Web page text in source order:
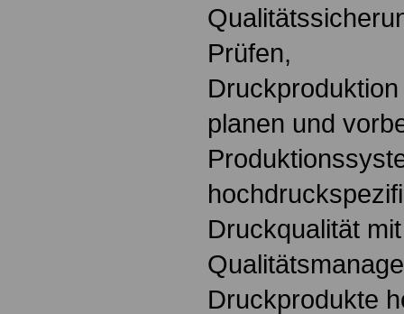
Prüfen,
planen und
Druckqualität
Druckprodukte